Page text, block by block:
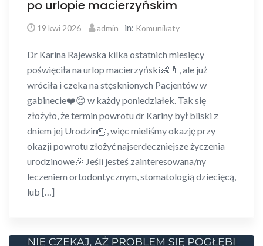
po urlopie macierzyńskim
19 kwi 2026 admin in: Komunikaty
Dr Karina Rajewska kilka ostatnich miesięcy
poświęciła na urlop macierzyński👶🍼, ale już
wróciła i czeka na stęsknionych Pacjentów w
gabinecie❤️😊 w każdy poniedziałek. Tak się
złożyło, że termin powrotu dr Kariny był bliski z
dniem jej Urodzin🎂, więc mieliśmy okazję przy
okazji powrotu złożyć najserdeczniejsze życzenia
urodzinowe🎉 Jeśli jesteś zainteresowana/ny
leczeniem ortodontycznym, stomatologią dziecięcą,
lub […]